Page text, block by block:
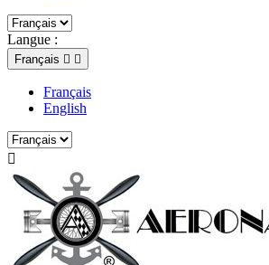
Langue :
Français  
Français
English
